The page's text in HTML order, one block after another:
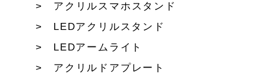
アクリルスマホスタンド
LEDアクリルスタンド
LEDアームライト
アクリルドアプレート